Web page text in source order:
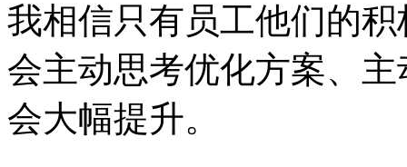
我相信只有员工他们的
会主动思考优化方案、
会大幅提升。